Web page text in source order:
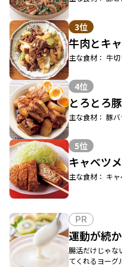
3位
牛肉とキ
主な食材： 牛
4位
とろとろ
主な食材： 豚
5位
キャベツ
主な食材： キ
PR
運動が続
腸活だけじゃな
てくれるヨーグ